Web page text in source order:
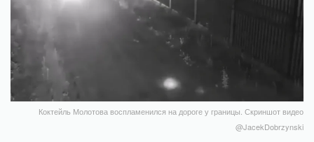
Коктейль Молотова воспламенился на дороге у границы. Скриншот видео
@JacekDobrzynski